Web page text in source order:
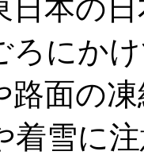
本の日
ろにか
路面の
着雪に